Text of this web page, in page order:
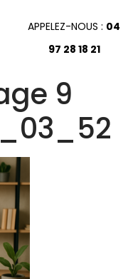
APPELEZ-NOUS : 04
97 28 18 21
9